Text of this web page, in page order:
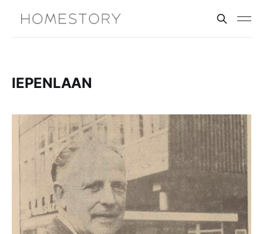
IEPENLAAN